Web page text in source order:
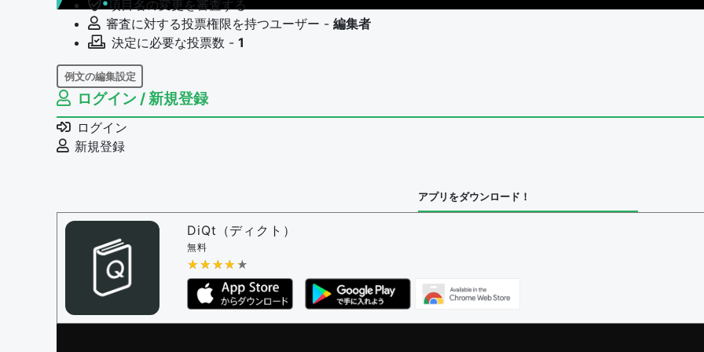
項目名の変更を審査する
審査に対する投票権限を持つユーザー - 編集者
決定に必要な投票数 - 1
例文の編集設定
例文の編集権限を持つユーザー -
例文の編集を審査する
例文の削除を審査する
審査に対する投票権限を持つユーザー -
問題の編集権限を持つユーザー -
審査に対する投票権限を持つユーザー -
決定に必要な投票数 -1
編集ガイドライン
ログイン / 新規登録
ログイン
新規登録
アプリをダウンロード！
DiQt（ディクト）
無料
★★★★★
★★★★★